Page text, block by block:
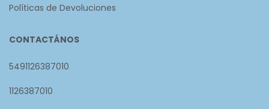
Políticas de Devoluciones
CONTACTÁNOS
5491126387010
1126387010